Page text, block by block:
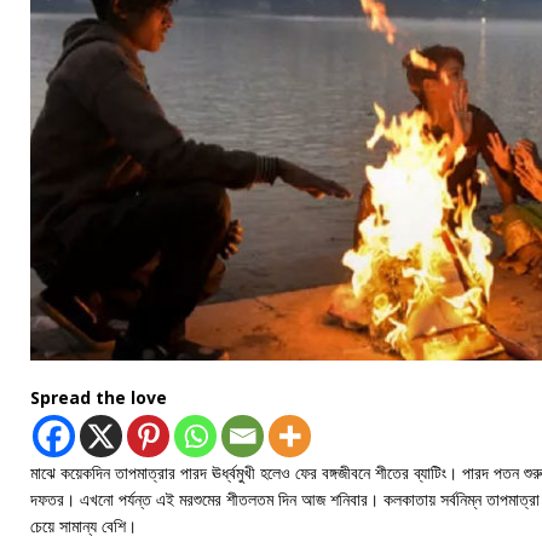
Spread the love
মাঝে কয়েকদিন তাপমাত্রার পারদ ঊর্ধ্বমুখী হলেও ফের বঙ্গজীবনে শীতের ব্যাটিং। পারদ পতন
দফতর। এখনো পর্যন্ত এই মরশুমের শীতলতম দিন আজ শনিবার। কলকাতায় সর্বনিম্ন তাপমাত্রা
চেয়ে সামান্য বেশি।